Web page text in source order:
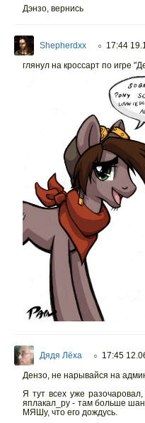
Дэнзо, вернись
Shepherdxx ○ 17:44
глянул на кроссарт по игре
Дядя Лёха ○ 17:45
Дензо, не нарывайся на
Я тут всех уже
яплакал_ру - там больше
МЯШу, что его дождусь.